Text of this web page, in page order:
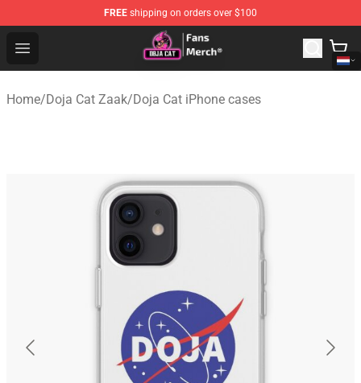
FREE shipping on orders over $100
Open menu
Doja Cat Store - Official Doja Cat Merchandise Shop
Home/Doja Cat Zaak/Doja Cat iPhone cases